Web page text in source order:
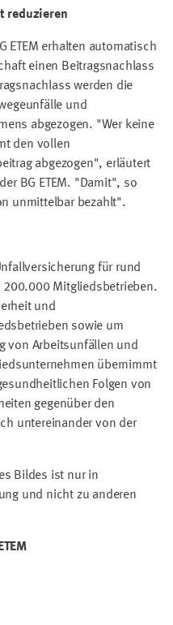
reduzieren
ETEM erhalten automatisch
einen Beitragsnachlass
werden die
und
abgezogen. "Wer keine
den vollen
abgezogen", erläutert
BG ETEM. "Damit", so
unmittelbar bezahlt".
für rund
Mitgliedsbetrieben.
und
sowie um
von Arbeitsunfällen und
übernimmt
Folgen von
gegenüber den
untereinander von der
Bildes ist nur in
und nicht zu anderen